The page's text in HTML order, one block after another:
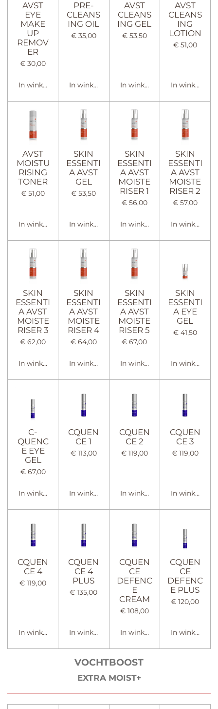
AVST
EYE
MAKE
UP
REMOV
ER
€ 30,00
In winkelwagen
PRE-
CLEANS
ING OIL
€ 35,00
In winkelwagen
AVST
CLEANS
ING GEL
€ 53,50
In winkelwagen
AVST
CLEANS
ING
LOTION
€ 51,00
In
AVST
MOISTU
RISING
TONER
€ 51,00
In winkelwagen
SKIN
ESSENTI
A AVST
GEL
€ 53,50
In winkelwagen
SKIN
ESSENTI
A AVST
MOISTE
RISER 1
€ 56,00
In winkelwagen
SKIN
ESSENTI
A AVST
MOISTE
RISER 2
€ 57,00
In
SKIN
ESSENTI
A AVST
MOISTE
RISER 3
€ 62,00
In winkelwagen
SKIN
ESSENTI
A AVST
MOISTE
RISER 4
€ 64,00
In winkelwagen
SKIN
ESSENTI
A AVST
MOISTE
RISER 5
€ 67,00
In winkelwagen
SKIN
ESSENTI
A EYE
GEL
€ 41,50
In
C-
QUENC
E EYE
GEL
€ 67,00
In winkelwagen
CQUEN
CE 1
€ 113,00
In winkelwagen
CQUEN
CE 2
€ 119,00
In winkelwagen
CQUEN
CE 3
€ 119,00
In
CQUEN
CE 4
€ 119,00
In winkelwagen
CQUEN
CE 4
PLUS
€ 135,00
In winkelwagen
CQUEN
CE
DEFENC
E
CREAM
€ 108,00
In winkelwagen
CQUEN
CE
DEFENC
E PLUS
€ 120,00
In
VOCHTBOOST
EXTRA MOIST+